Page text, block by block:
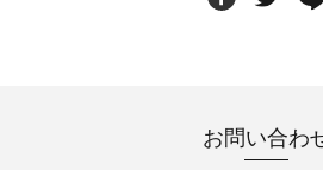
お問い合わ